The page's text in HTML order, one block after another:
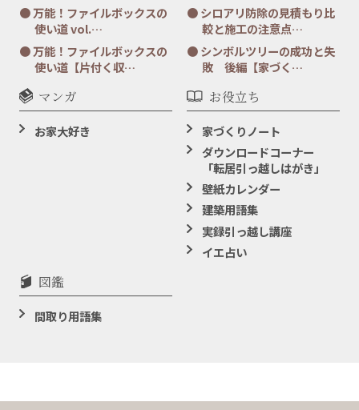
万能！ファイルボックスの
使い道 vol.…
万能！ファイルボックスの
使い道【片付く収…
シロアリ防除の見積もり比
較と施工の注意点…
シンボルツリーの成功と失
敗 後編【家づく…
マンガ
お家大好き
お役立ち
家づくりノート
ダウンロードコーナー
「転居引っ越しはがき」
壁紙カレンダー
建築用語集
実録引っ越し講座
イエ占い
図鑑
間取り用語集